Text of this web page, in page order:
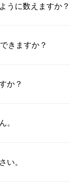
うに数えますか？
きますか？
か？
。
い。